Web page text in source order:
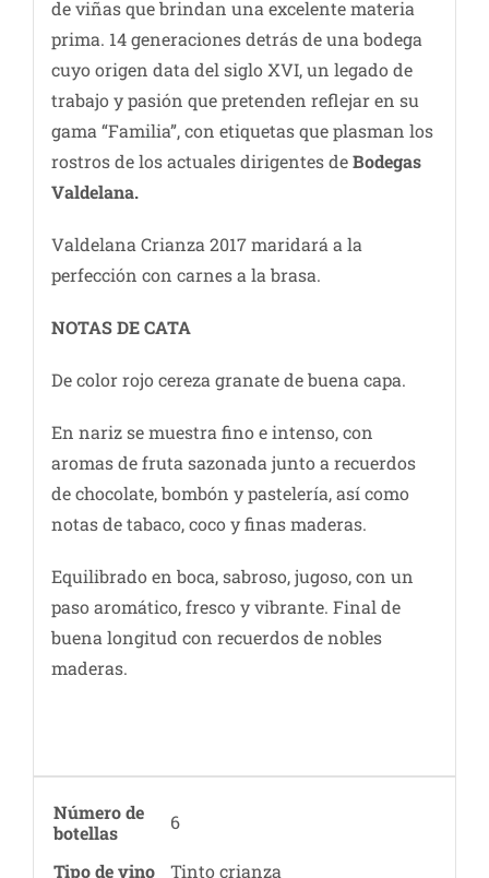
de viñas que brindan una excelente materia
prima. 14 generaciones detrás de una bodega
cuyo origen data del siglo XVI, un legado de
trabajo y pasión que pretenden reflejar en su
gama “Familia”, con etiquetas que plasman los
rostros de los actuales dirigentes deBodegas
Valdelana.
Valdelana Crianza 2017 maridará a la
perfección con carnes a la brasa.
NOTAS DE CATA
De color rojo cereza granate de buena capa.
En nariz se muestra fino e intenso, con
aromas de fruta sazonada junto a recuerdos
de chocolate, bombón y pastelería, así como
notas de tabaco, coco y finas maderas.
Equilibrado en boca, sabroso, jugoso, con un
paso aromático, fresco y vibrante. Final de
buena longitud con recuerdos de nobles
maderas.
Número de
botellas
6
Tipo de vino Tinto crianza